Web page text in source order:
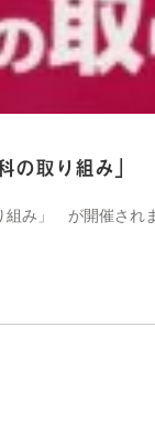
の取り組み」
み」 が開催され